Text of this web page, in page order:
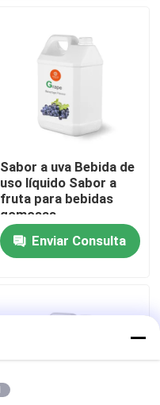
Sabor a uva Bebida de
uso líquido Sabor a
fruta para bebidas
gomosas
Enviar Consulta